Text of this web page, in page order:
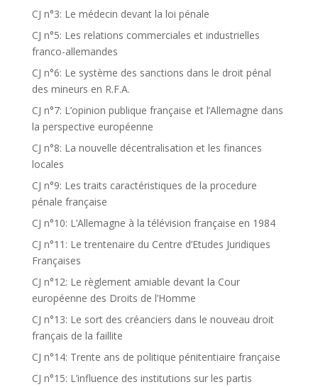
CJ n°3: Le médecin devant la loi pénale
CJ n°5: Les relations commerciales et industrielles
franco-allemandes
CJ n°6: Le système des sanctions dans le droit pénal
des mineurs en R.F.A.
CJ n°7: L’opinion publique française et l’Allemagne dans
la perspective européenne
CJ n°8: La nouvelle décentralisation et les finances
locales
CJ n°9: Les traits caractéristiques de la procedure
pénale française
CJ n°10: L’Allemagne à la télévision française en 1984
CJ n°11: Le trentenaire du Centre d’Etudes Juridiques
Françaises
CJ n°12: Le règlement amiable devant la Cour
européenne des Droits de l’Homme
CJ n°13: Le sort des créanciers dans le nouveau droit
français de la faillite
CJ n°14: Trente ans de politique pénitentiaire française
CJ n°15: L’influence des institutions sur les partis